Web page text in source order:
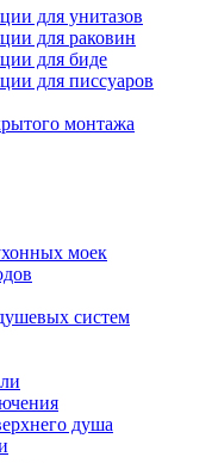
для унитазов
для раковин
для биде
для писсуаров
монтажа
моек
систем
душа